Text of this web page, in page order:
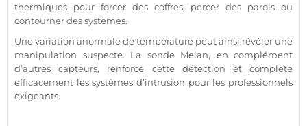
thermiques pour forcer des coffres, percer des parois ou
contourner des systèmes.
Une variation anormale detempérature peut ainsi révéler une
manipulation suspecte. La sonde Meian, en complément
d’autres capteurs, renforce cette détection et complète
efficacement les systèmes d’intrusion pour les professionnels
exigeants.